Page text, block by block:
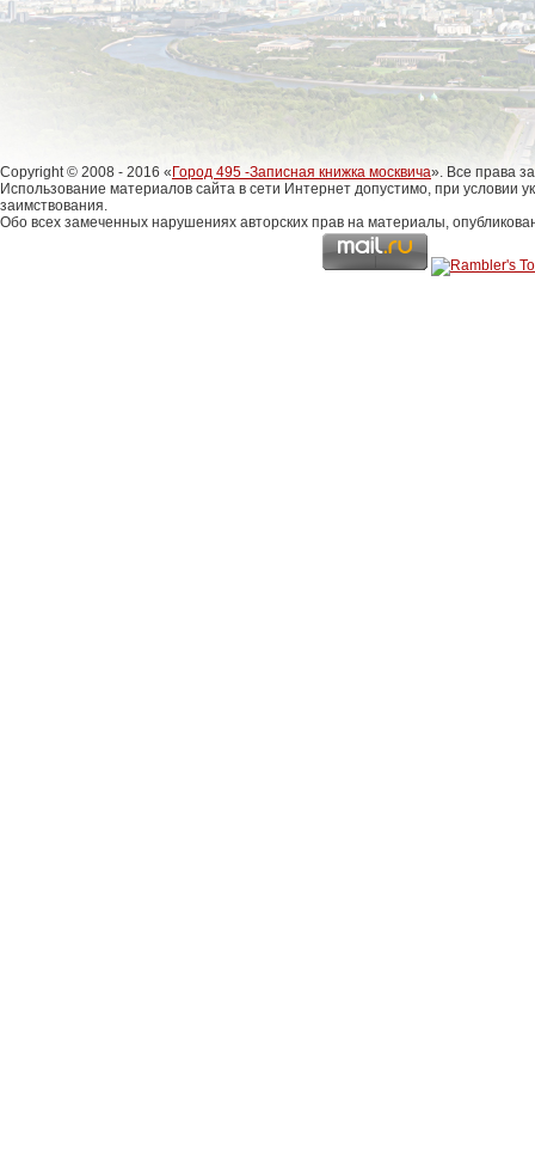
Copyright © 2008 - 2016 « Город 495 -Записная книжка москвича». Все права
Использование материалов сайта в сети Интернет допустимо, при условии
заимствования.
Обо всех замеченных нарушениях авторских прав на материалы,